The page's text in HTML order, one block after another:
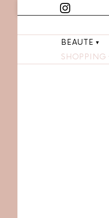
BEAUTE
SHOPPING